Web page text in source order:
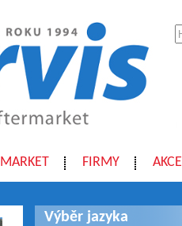
FIRMY AKCE
Výběr jazyka